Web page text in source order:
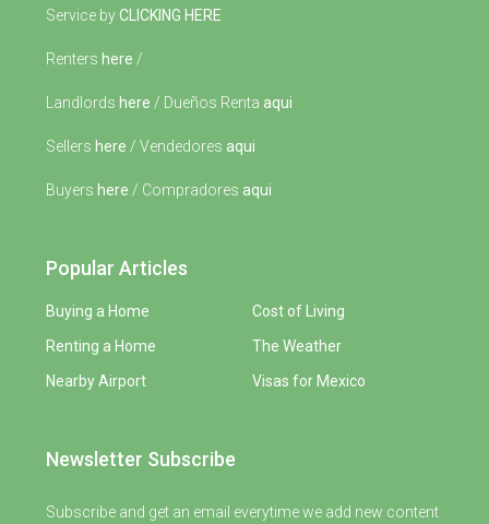
Service byCLICKING HERE
Renters here /
Landlords here / Dueños Renta aqui
Sellers here / Vendedores aqui
Buyers here / Compradores aqui
Popular Articles
Buying a Home
Renting a Home
Nearby Airport
Cost of Living
The Weather
Visas for Mexico
Newsletter Subscribe
Subscribe and get an email everytime we add new content